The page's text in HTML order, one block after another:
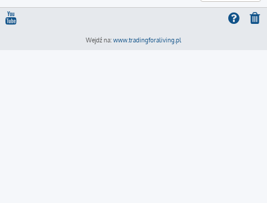
Wejdź na: www.tradingforaliving.pl